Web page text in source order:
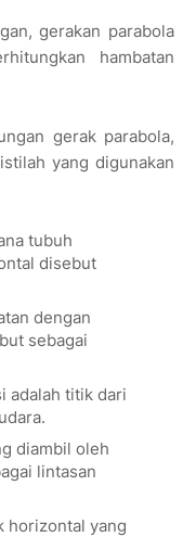
gerakan parabola
hambatan
gerak parabola,
yang digunakan
tubuh
disebut
dengan
sebagai
adalah titik dari
diambil oleh
lintasan
horizontal yang